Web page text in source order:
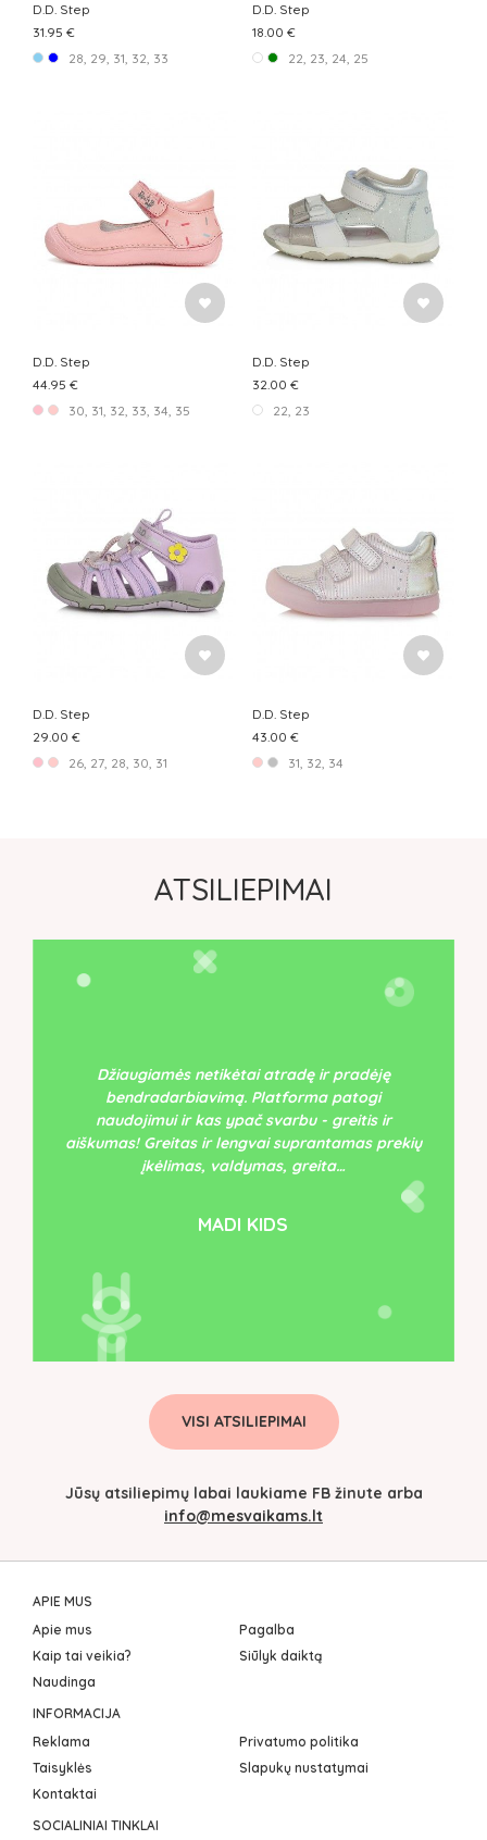
D.D. Step
31.95 €
28, 29, 31, 32, 33
D.D. Step
18.00 €
22, 23, 24, 25
D.D. Step
44.95 €
30, 31, 32, 33, 34, 35
D.D. Step
32.00 €
22, 23
D.D. Step
29.00 €
26, 27, 28, 30, 31
D.D. Step
43.00 €
31, 32, 34
ATSILIEPIMAI
Džiaugiamės netikėtai atradę ir pradėję
bendradarbiavimą. Platforma patogi
naudojimui ir kas ypač svarbu - greitis ir
aiškumas! Greitas ir lengvai suprantamas prekių
įkėlimas, valdymas, greita…
MADI KIDS
VISI ATSILIEPIMAI
Jūsų atsiliepimų labai laukiame FB žinute arba
info@mesvaikams.lt
APIE MUS
Apie mus
Pagalba
Kaip tai veikia?
Siūlyk daiktą
Naudinga
INFORMACIJA
Reklama
Privatumo politika
Taisyklės
Slapukų nustatymai
Kontaktai
SOCIALINIAI TINKLAI